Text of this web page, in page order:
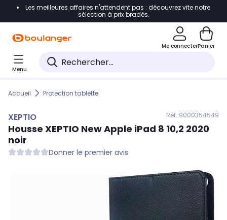
Accéder directement à la navigation
Accéder directement au pied de page
Accéder directement au chatbot
Les meilleures affaires n'attendent pas : découvrez vite notre
sélection à prix bradés.
Me connecterPanier
Menu
Accueil Protection tablette
XEPTIO Réf. 9000354549
Housse XEPTIO New Apple iPad 8 10,2 2020
noir
Donner le premier avis